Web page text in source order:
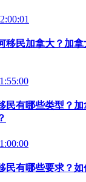
移民加拿大？加
民有哪些类型？
民有哪些要求？